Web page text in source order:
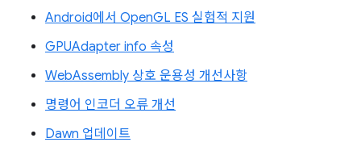
Android에서 OpenGL ES 실험적 지원
GPUAdapter info 속성
WebAssembly 상호 운용성 개선사항
명령어 인코더 오류 개선
Dawn 업데이트